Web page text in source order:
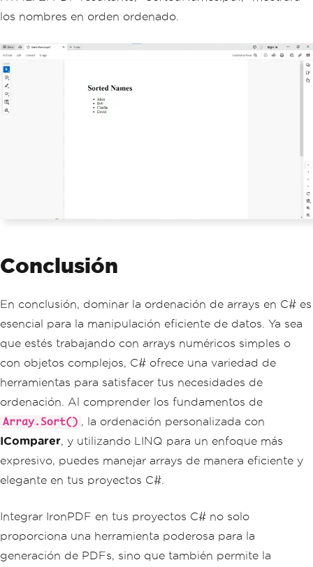
sortedPdfDocument.RenderHtmlAsPdf
f");
los nombres en orden ordenado.
Conclusión
En conclusión, dominar la ordenación de arrays en C# es
esencial para la manipulación eficiente de datos. Ya sea
que estés trabajando con arrays numéricos simples o
con objetos complejos, C# ofrece una variedad de
herramientas para satisfacer tus necesidades de
ordenación. Al comprender los fundamentos de
Array.Sort() , la ordenación personalizada con
IComparer, y utilizando LINQ para un enfoque más
expresivo, puedes manejar arrays de manera eficiente y
elegante en tus proyectos C#.
Integrar IronPDF en tus proyectos C# no solo
proporciona una herramienta poderosa para la
generación de PDFs, sino que también permite la